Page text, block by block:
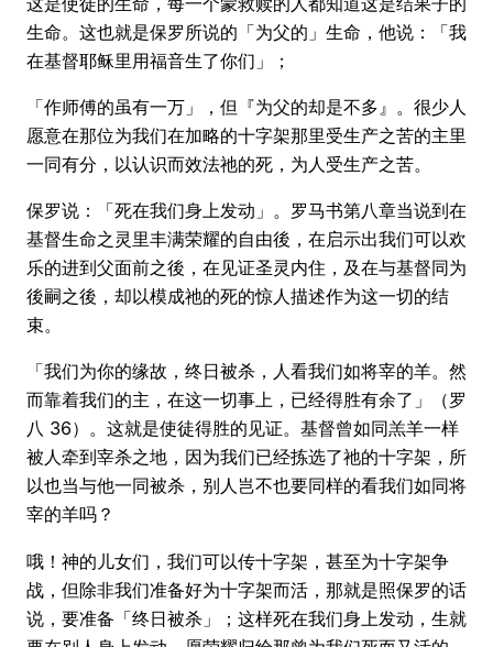
生命。这也就是保罗所说的「为父的」生命，他说：「我
在基督耶稣里用福音生了你们」；
「作师傅的虽有一万」，但『为父的却是不多』。很少人
愿意在那位为我们在加略的十字架那里受生产之苦的主里
一同有分，以认识而效法祂的死，为人受生产之苦。
保罗说：「死在我们身上发动」。罗马书第八章当说到在
基督生命之灵里丰满荣耀的自由後，在启示出我们可以欢
乐的进到父面前之後，在见证圣灵内住，及在与基督同为
後嗣之後，却以模成祂的死的惊人描述作为这一切的结
束。
「我们为你的缘故，终日被杀，人看我们如将宰的羊。然
而靠着我们的主，在这一切事上，已经得胜有余了」（罗
八 36）。这就是使徒得胜的见证。基督曾如同羔羊一样
被人牵到宰杀之地，因为我们已经拣选了祂的十字架，所
以也当与他一同被杀，别人岂不也要同样的看我们如同将
宰的羊吗？
哦！神的儿女们，我们可以传十字架，甚至为十字架争
战，但除非我们准备好为十字架而活，那就是照保罗的话
说，要准备「终日被杀」；这样死在我们身上发动，生就